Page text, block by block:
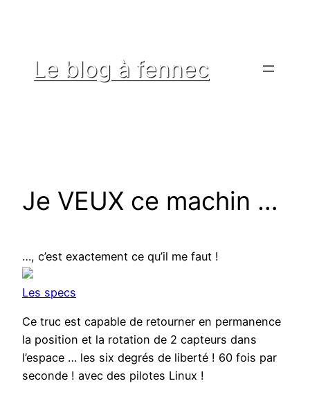
Le blog à fennec
Je VEUX ce machin …
…, c’est exactement ce qu’il me faut !
Les specs
Ce truc est capable de retourner en permanence
la position et la rotation de 2 capteurs dans
l’espace … les six degrés de liberté ! 60 fois par
seconde ! avec des pilotes Linux !